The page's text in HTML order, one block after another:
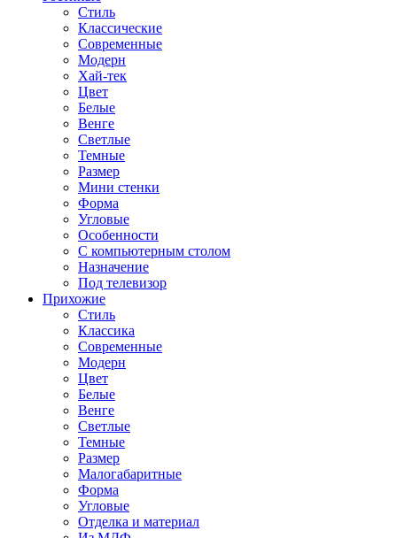
Стиль
Классические
Современные
Модерн
Хай-тек
Цвет
Белые
Венге
Светлые
Темные
Размер
Мини стенки
Форма
Угловые
Особенности
С компьютерным столом
Назначение
Под телевизор
Прихожие
Стиль
Классика
Современные
Модерн
Цвет
Белые
Венге
Светлые
Темные
Размер
Малогабаритные
Форма
Угловые
Отделка и материал